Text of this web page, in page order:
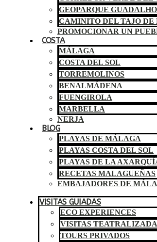
GEOPARQUE
CAMINITO DEL TAJO DE
PROMOCIONAR UN
COSTA
MÁLAGA
COSTA DEL SOL
TORREMOLINOS
BENALMÁDENA
FUENGIROLA
MARBELLA
NERJA
BLOG
PLAYAS DE MÁLAGA
PLAYAS COSTA DEL SOL
PLAYAS DE LA
RECETAS MALAGUEÑAS
EMBAJADORES DE
VISITAS GUIADAS
ECO EXPERIENCES
VISITAS
TOURS PRIVADOS